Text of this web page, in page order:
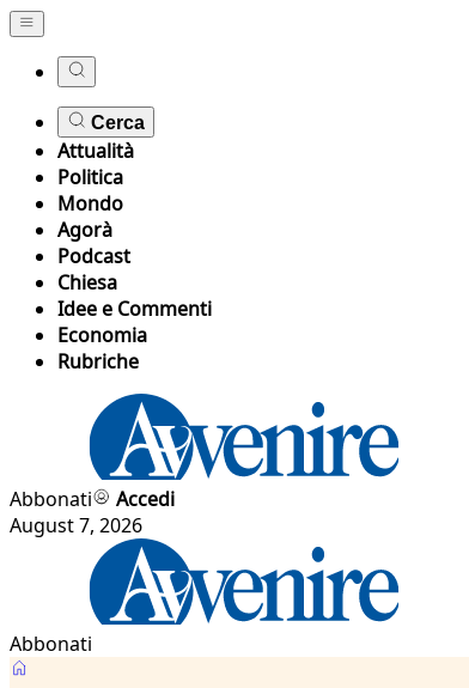
Cerca
Attualità
Politica
Mondo
Agorà
Podcast
Chiesa
Idee e Commenti
Economia
Rubriche
Abbonati
Accedi
August 7, 2026
Abbonati